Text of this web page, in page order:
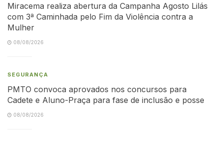
Miracema realiza abertura da Campanha Agosto Lilás
com 3ª Caminhada pelo Fim da Violência contra a
Mulher
08/08/2026
SEGURANÇA
PMTO convoca aprovados nos concursos para
Cadete e Aluno-Praça para fase de inclusão e posse
08/08/2026